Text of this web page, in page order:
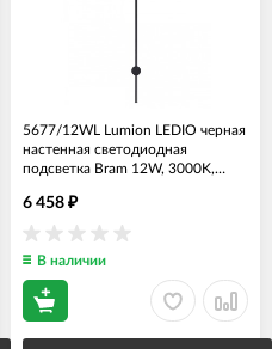
5677/12WL Lumion LEDIO черная
настенная светодиодная
подсветка Bram 12W, 3000K,
6 458 ₽
В наличии